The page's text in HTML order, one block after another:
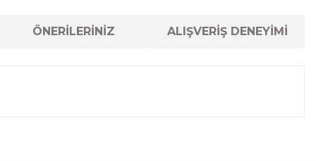
ÖNERİLERİNİZ ALIŞVERİŞ DENEYİMİ